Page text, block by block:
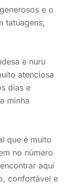
e o
tatuagens,
e nuru
atenciosa
dias e
minha
que é muito
no número
aqui
confortável e